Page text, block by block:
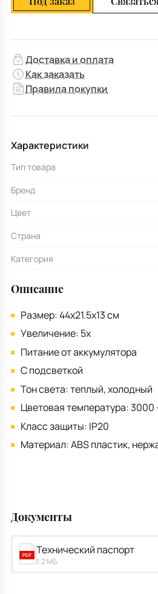
Доставка и оплата
Как заказать
Правила покупки
Характеристики
Тип товара
Бренд
Цвет
Страна
Категория
Описание
Размер: 44x21.5x13 см
Увеличение: 5x
Питание от аккумулятора
С подсветкой
Тон света: теплый, холодный
Цветовая температура:
Класс защиты: IP20
Материал: ABS пластик,
Документы
PDF Технический паспорт
1.2 МБ